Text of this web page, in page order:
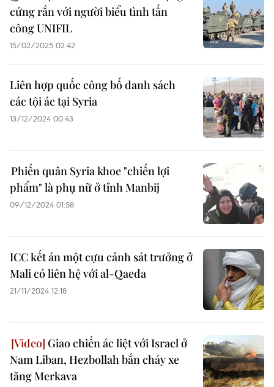
cứng rắn với người biểu tình tấn
công UNIFIL
15/02/2025 02:42
Liên hợp quốc công bố danh sách
các tội ác tại Syria
13/12/2024 00:43
Phiến quân Syria khoe "chiến lợi
phẩm" là phụ nữ ở tỉnh Manbij
09/12/2024 01:58
ICC kết án một cựu cảnh sát trưởng ở
Mali có liên hệ với al-Qaeda
21/11/2024 12:18
Giao chiến ác liệt với Israel ở
Nam Liban, Hezbollah bắn cháy xe
tăng Merkava